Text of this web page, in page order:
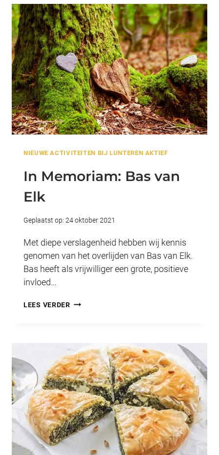
NOVEMBER:
KRUIDNOTEN-
ARRETJESCAKE
NIEUWE ACTIVITEITEN BIJ LUNTEREN AKTIEF
In Memoriam: Bas van
Elk
Geplaatst op: 24 oktober 2021
Met diepe verslagenheid hebben wij kennis
genomen van het overlijden van Bas van Elk.
Bas heeft als vrijwilliger een grote, positieve
invloed…
LEES VERDERIN
ELK